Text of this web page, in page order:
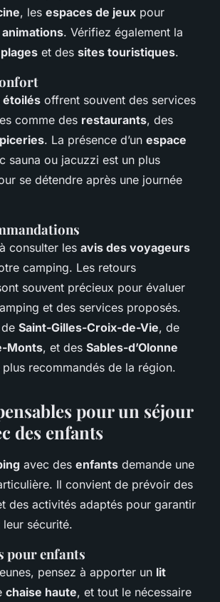
, les espaces de jeux pour
animations. Vérifiez également la
plages et des sites touristiques.
étoilés offrent souvent des services
comme des restaurants, des
. La présence d’un espace
sauna ou jacuzzi est un plus
se détendre après une journée
consulter les avis des voyageurs
camping. Les retours
souvent précieux pour évaluer
et des services proposés.
Saint-Gilles-Croix-de-Vie, de
Monts, et des Sables-d’Olonne
recommandés de la région.
pour un séjour
des enfants
avec des enfants demande une
Il convient de prévoir des
des activités adaptés pour garantir
sécurité.
pour enfants
pensez à apporter un lit
chaise haute, et tout le nécessaire